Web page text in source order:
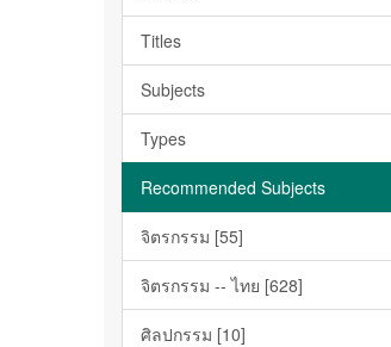
Titles
Subjects
Types
Recommended Subjects
จิตรกรรม [55]
จิตรกรรม -- ไทย [628]
ศิลปกรรม [10]